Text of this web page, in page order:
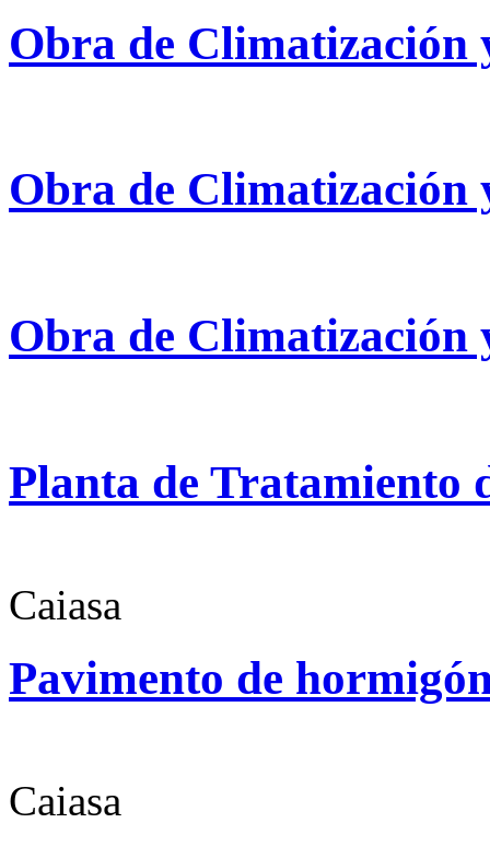
Obra de Climatización
Obra de Climatización
Obra de Climatización
Planta de Tratamiento
Caiasa
Pavimento de
Caiasa